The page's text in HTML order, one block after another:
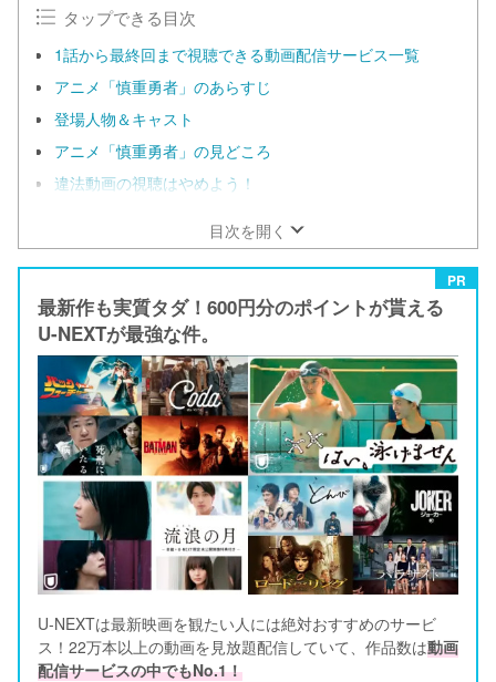
タップできる目次
1話から最終回まで視聴できる動画配信サービス一覧
アニメ「慎重勇者」のあらすじ
登場人物＆キャスト
アニメ「慎重勇者」の見どころ
違法動画の視聴はやめよう！
目次を開く
PR
最新作も実質タダ！600円分のポイントが貰える
U-NEXTが最強な件。
U-NEXTは最新映画を観たい人には絶対おすすめのサービ
ス！22万本以上の動画を見放題配信していて、作品数は動画
配信サービスの中でもNo.1！